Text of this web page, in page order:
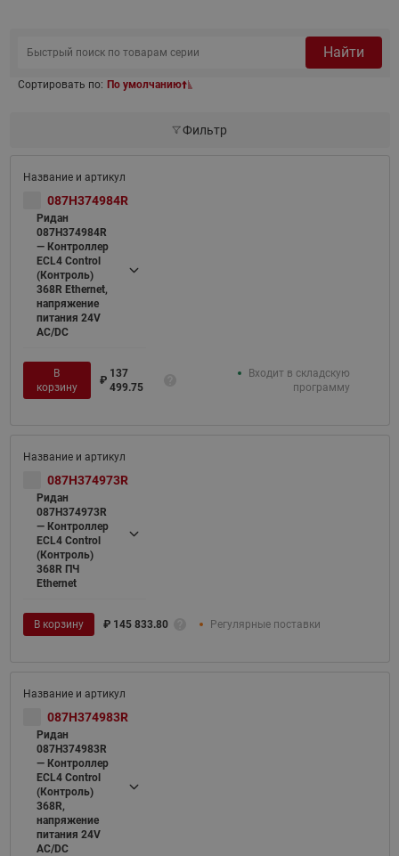
Найти
Сортировать по: По умолчанию
Фильтр
087H374984R
Ридан
087H374984R
— Контроллер
ECL4 Control
(Контроль)
368R Ethernet,
напряжение
питания 24V
AC/DC
В
корзину
₽
137
499.75
Входит в складскую
программу
087H374973R
Ридан
087H374973R
— Контроллер
ECL4 Control
(Контроль)
368R ПЧ
Ethernet
В корзину ₽ 145 833.80 Регулярные поставки
087H374983R
Ридан
087H374983R
— Контроллер
ECL4 Control
(Контроль)
368R,
напряжение
питания 24V
AC/DC